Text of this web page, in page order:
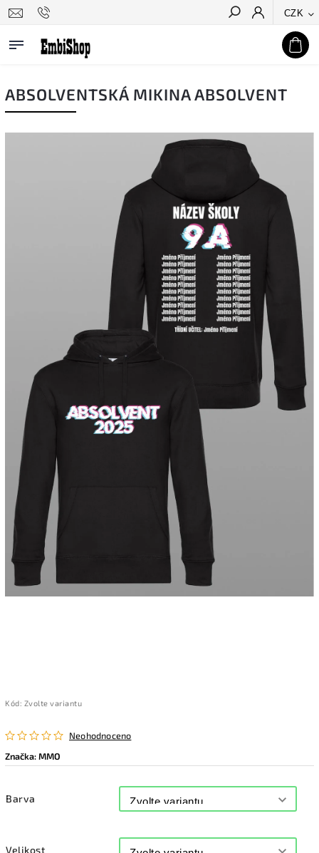
CZK
Hledat
ABSOLVENTSKÁ MIKINA ABSOLVENT
Kód: Zvolte variantu
Neohodnoceno
Značka:MMO
Barva
Velikost